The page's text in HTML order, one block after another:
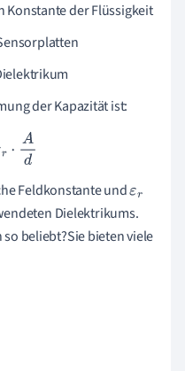
der Flüssigkeit
der Kapazität ist:
d
Feldkonstante undεr
Dielektrikums.
beliebt?Sie bieten viele